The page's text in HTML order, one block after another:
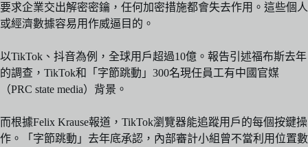
要求企業交出解密密鑰，任何加密措施都會失去作用。這些個人
或經濟數據容易用作威逼目的。
以TikTok、抖音為例，全球用戶超過10億。報告引述福布斯去年
的調查，TikTok和「字節跳動」300名現任員工有中國官媒
（PRC state media）背景。
而根據Felix Krause報道，TikTok瀏覽器能追蹤用戶的每個按鍵操
作。「字節跳動」去年底承認，內部審計小組曾不當利用位置數